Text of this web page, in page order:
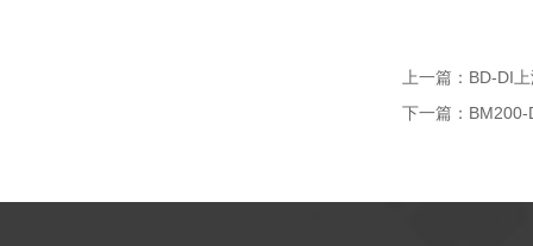
上一篇： BD-DI
下一篇： BM200-